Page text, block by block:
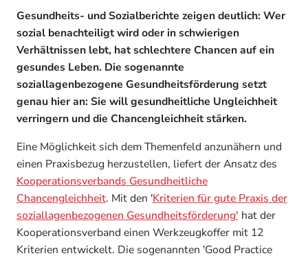
Gesundheits- und Sozialberichte zeigen deutlich: Wer
sozial benachteiligt wird oder in schwierigen
Verhältnissen lebt, hat schlechtere Chancen auf ein
gesundes Leben. Die sogenannte
soziallagenbezogene Gesundheitsförderung setzt
genau hier an: Sie will gesundheitliche Ungleichheit
verringern und die Chancengleichheit stärken.
Eine Möglichkeit sich dem Themenfeld anzunähern und
einen Praxisbezug herzustellen, liefert der Ansatz des
Kooperationsverbands Gesundheitliche
Chancengleichheit. Mit den 'Kriterien für gute Praxis der
soziallagenbezogenen Gesundheitsförderung' hat der
Kooperationsverband einen Werkzeugkoffer mit 12
Kriterien entwickelt. Die sogenannten 'Good Practice